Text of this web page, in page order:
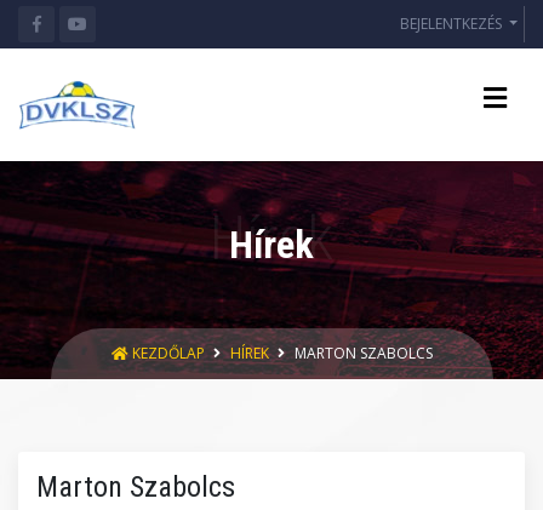
BEJELENTKEZÉS
Hírek
KEZDŐLAP HÍREK MARTON SZABOLCS
Marton Szabolcs